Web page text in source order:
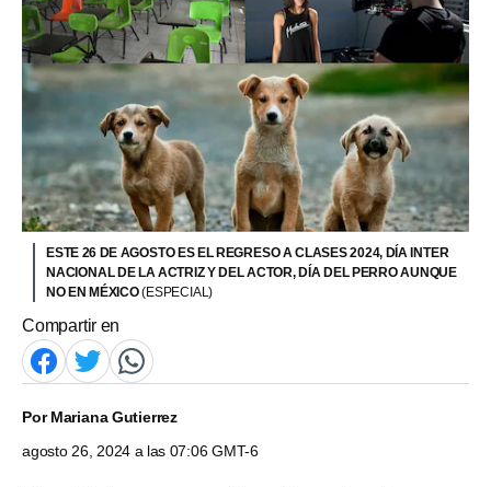
ESTE 26 DE AGOSTO ES EL REGRESO A CLASES 2024, DÍA INTER
NACIONAL DE LA ACTRIZ Y DEL ACTOR, DÍA DEL PERRO AUNQUE
NO EN MÉXICO(ESPECIAL)
Compartir en
PorMariana Gutierrez
agosto 26, 2024 a las 07:06 GMT-6